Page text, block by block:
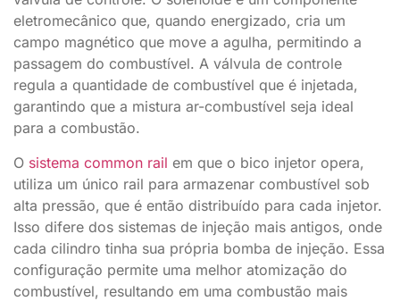
eletromecânico que, quando energizado, cria um
campo magnético que move a agulha, permitindo a
passagem do combustível. A válvula de controle
regula a quantidade de combustível que é injetada,
garantindo que a mistura ar-combustível seja ideal
para a combustão.
O sistema common rail em que o bico injetor opera,
utiliza um único rail para armazenar combustível sob
alta pressão, que é então distribuído para cada injetor.
Isso difere dos sistemas de injeção mais antigos, onde
cada cilindro tinha sua própria bomba de injeção. Essa
configuração permite uma melhor atomização do
combustível, resultando em uma combustão mais